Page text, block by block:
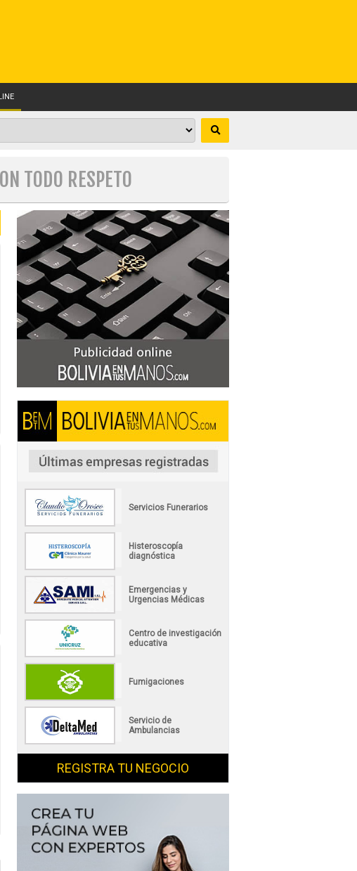
TODO RESPETO
Servicios Funerarios
Histeroscopía
diagnóstica
Emergencias y
Urgencias Médicas
Centro de investigación
educativa
Fumigaciones
Servicio de
Ambulancias
REGISTRA TU NEGOCIO